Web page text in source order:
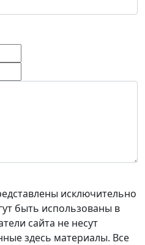
исключительно
быть использованы в
сайта не несут
здесь материалы. Все